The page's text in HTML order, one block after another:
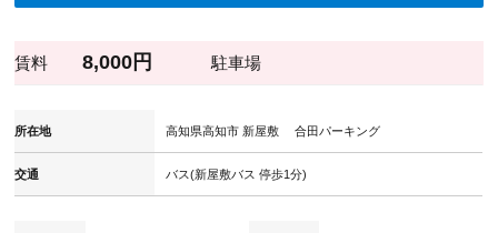
賃料 8,000円 駐車場
所在地 高知県高知市 新屋敷 合田パーキング
交通 バス(新屋敷バス 停歩1分)